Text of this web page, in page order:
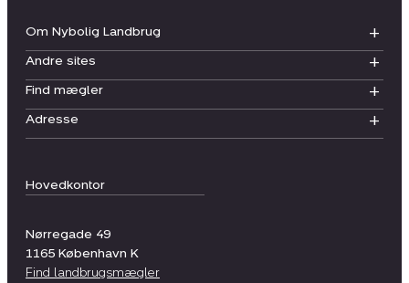
Hovedkontor
Nørregade 49
1165 København K
Find landbrugsmægler
Om Nybolig Landbrug
Andre sites
Find mægler
Adresse